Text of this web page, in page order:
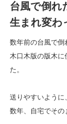
台風で倒れ
生まれ変わ
数年前の台風で倒
木口木版の版木
た。
送りやすいように
数年、自宅でその